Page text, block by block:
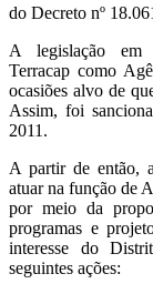
do Decreto nº
A legislação
Terracap como
ocasiões alvo de
Assim, foi
2011.
A partir de então,
atuar na função de
por meio da
programas e
interesse do
seguintes ações: